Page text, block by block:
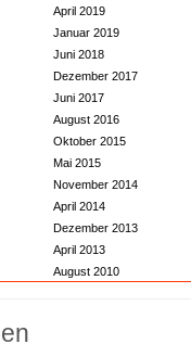
April 2019
Januar 2019
Juni 2018
Dezember 2017
Juni 2017
August 2016
Oktober 2015
Mai 2015
November 2014
April 2014
Dezember 2013
April 2013
August 2010